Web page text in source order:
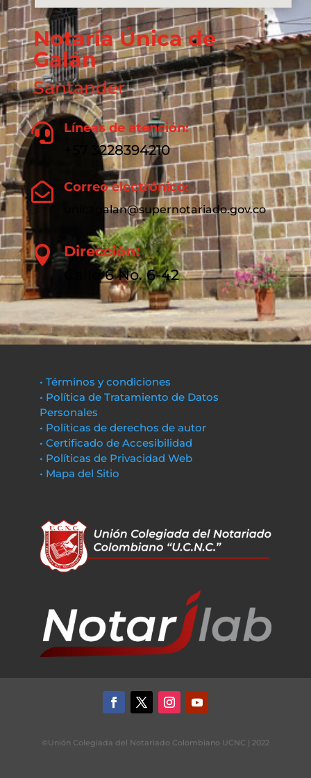
Notaría Única de
Galán
Santander
 Líneas de atención:
+57 3228394210
 Correo electrónico:
unicagalan@supernotariado.gov.co
 Dirección:
Calle 6 No. 6-42
• Términos y condiciones
• Política de Tratamiento de Datos
Personales
• Políticas de derechos de autor
• Certificado de Accesibilidad
• Políticas de Privacidad Web
• Mapa del Sitio
©Unión Colegiada del Notariado Colombiano UCNC | 2022